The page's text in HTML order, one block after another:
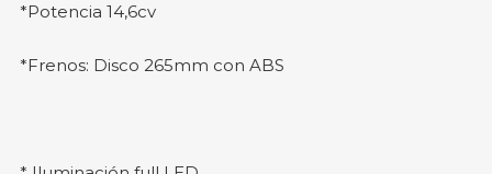
*Potencia 14,6cv
*Frenos: Disco 265mm con ABS